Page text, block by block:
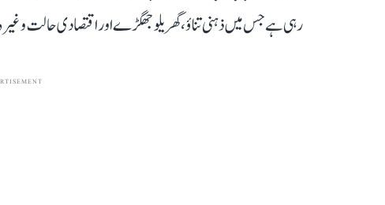
رہی ہے جس میں ذہنی تناؤ، گھریلو جھگڑے اور اقتصادی حالت